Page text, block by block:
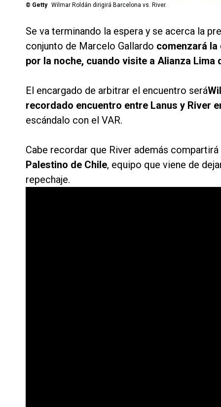
© Getty Wilmar Roldán dirigirá Barcelona vs. River.
Se va terminando la espera y se acerca la
conjunto de Marcelo Gallardo comenzará
por la noche, cuando visite a Alianza Lima
El encargado de arbitrar el encuentro será
recordado encuentro entre Lanus y River
escándalo con el VAR.
Cabe recordar que River además
Palestino de Chile, equipo que viene de
repechaje.